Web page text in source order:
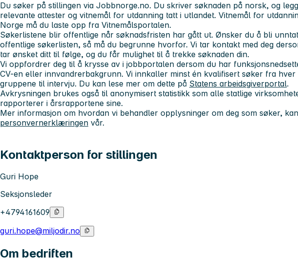
Du søker på stillingen via Jobbnorge.no. Du skriver søknaden på norsk, og
relevante attester og vitnemål for utdanning tatt i utlandet. Vitnemål for
Norge må du laste opp fra Vitnemålsportalen.
Søkerlistene blir offentlige når søknadsfristen har gått ut. Ønsker du å bli
offentlige søkerlisten, så må du begrunne hvorfor. Vi tar kontakt med deg
tar ønsket ditt til følge, og du får mulighet til å trekke søknaden din.
Vi oppfordrer deg til å krysse av i jobbportalen dersom du har
CV-en eller innvandrerbakgrunn. Vi innkaller minst én kvalifisert søker fra hver
gruppene til intervju. Du kan lese mer om dette på Statens arbeidsgiverportal.
Avkrysningen brukes også til anonymisert statistikk som alle statlige
rapporterer i årsrapportene sine.
Mer informasjon om hvordan vi behandler opplysninger om deg som søker,
personvernerklæringen vår.
Kontaktperson for stillingen
Guri Hope
Seksjonsleder
+4794161609
guri.hope@miljodir.no
Om bedriften